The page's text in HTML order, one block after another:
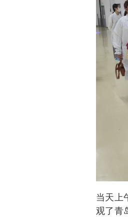
当天上
观了青